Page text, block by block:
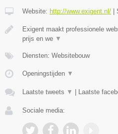
Website: http://www.exigent.nl/
Exigent maakt professionele
prijs en we ▼
Diensten: Websitebouw
Openingstijden ▼
Laatste tweets ▼ Laatste
Sociale media: